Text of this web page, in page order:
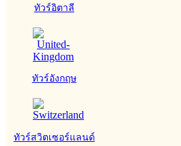
ทัวร์อิตาลี
ทัวร์อังกฤษ
ทัวร์สวิตเซอร์แลนด์